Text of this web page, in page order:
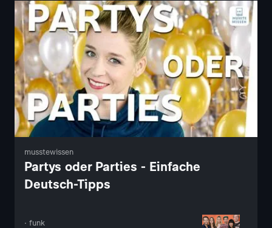
musstewissen
Partys oder Parties - Einfache
Deutsch-Tipps
· funk